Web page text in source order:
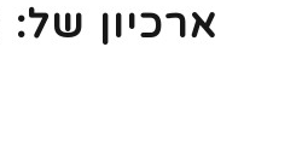
ארכיון של: